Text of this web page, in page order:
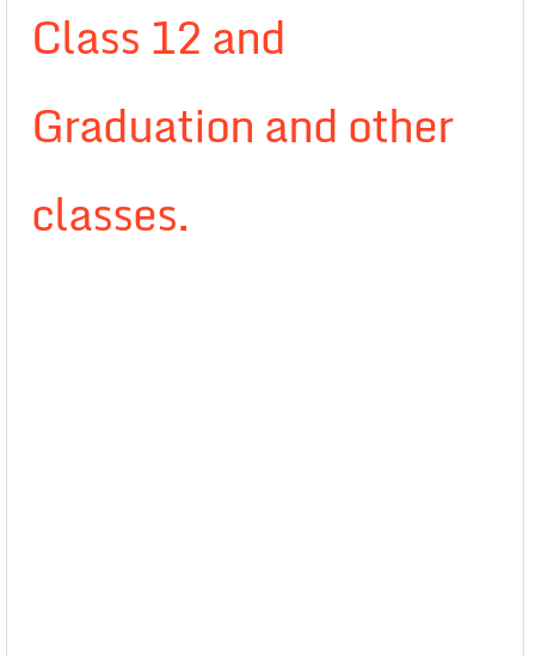
Class 12 and
Graduation and other
classes.